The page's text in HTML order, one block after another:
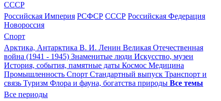
СССР
Российская Империя РСФСР СССР Российская Федерация
Новороссия
Спорт
Арктика, Антарктика В. И. Ленин Великая Отечественная
война (1941 - 1945) Знаменитые люди Искусство, музеи
История, события, памятные даты Космос Медицина
Промышленность Спорт Стандартный выпуск Транспорт и
связь Туризм Флора и фауна, богатства природы Все темы
Все периоды